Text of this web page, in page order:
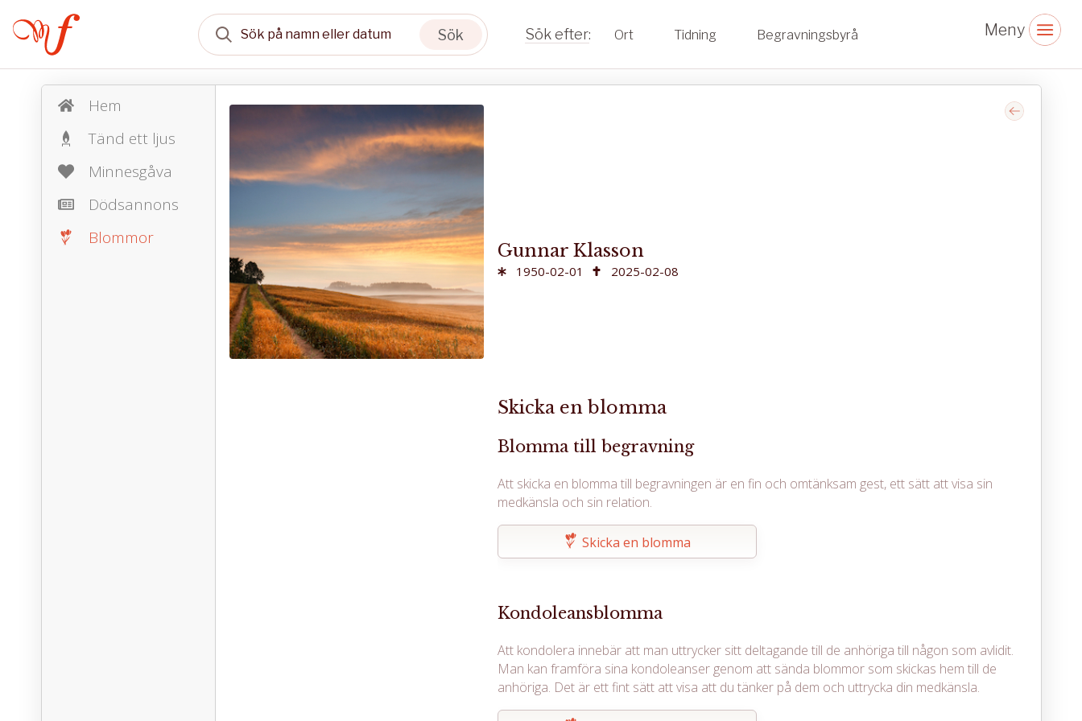
Sök Ort Tidning Begravningsbyrå
Hem
Tänd ett ljus
Minnesgåva
Dödsannons
Blommor
Gunnar Klasson
1950-02-01 2025-02-08
Skicka en blomma
Blomma till begravning
Att skicka en blomma till begravningen är en fin och omtänksam gest, ett sätt att visa sin
medkänsla och sin relation.
Skicka en blomma
Kondoleansblomma
Att kondolera innebär att man uttrycker sitt deltagande till de anhöriga till någon som avlidit.
Man kan framföra sina kondoleanser genom att sända blommor som skickas hem till de
anhöriga. Det är ett fint sätt att visa att du tänker på dem och uttrycka din medkänsla.